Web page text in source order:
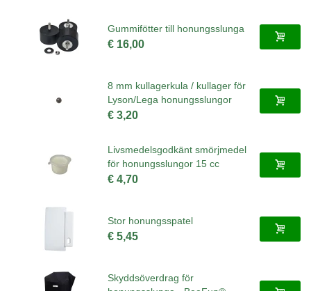
Gummifötter till honungsslunga
€ 16,00
8 mm kullagerkula / kullager för
Lyson/Lega honungsslungor
€ 3,20
Livsmedelsgodkänt smörjmedel
för honungsslungor 15 cc
€ 4,70
Stor honungsspatel
€ 5,45
Skyddsöverdrag för